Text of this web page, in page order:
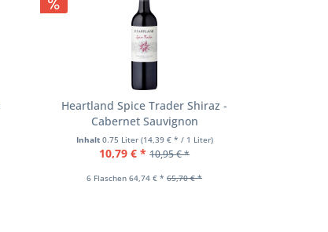
Heartland Spice Trader Shiraz -
Cabernet Sauvignon
Inhalt 0.75 Liter (14,39 € * / 1 Liter)
10,79 € * 10,95 € *
6 Flaschen 64,74 € * 65,70 € *